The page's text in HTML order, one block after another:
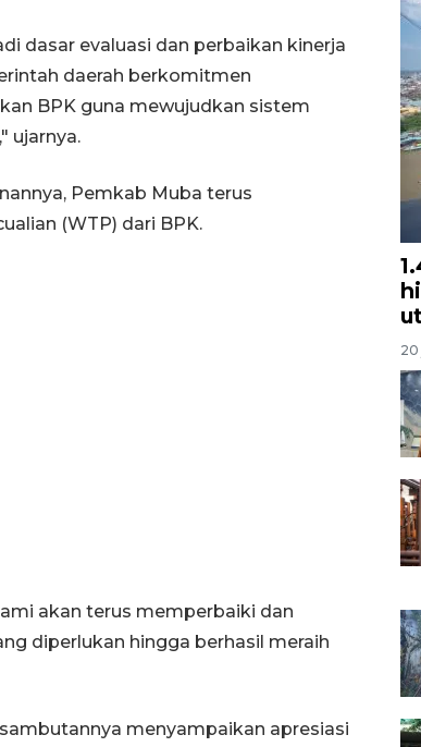
dasar evaluasi dan perbaikan kinerja
daerah berkomitmen
BPK guna mewujudkan sistem
ujarnya.
Pemkab Muba terus
(WTP) dari BPK.
akan terus memperbaiki dan
diperlukan hingga berhasil meraih
menyampaikan apresiasi
20